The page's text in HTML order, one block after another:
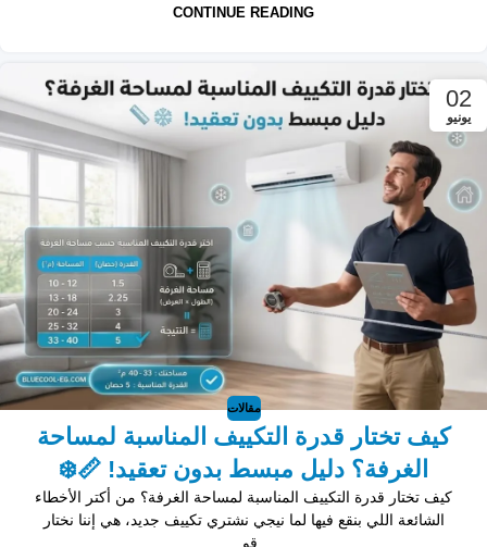
CONTINUE READING
02
يونيو
مقالات
كيف تختار قدرة التكييف المناسبة لمساحة
الغرفة؟ دليل مبسط بدون تعقيد! 📏❄️
كيف تختار قدرة التكييف المناسبة لمساحة الغرفة؟ من أكتر الأخطاء
الشائعة اللي بنقع فيها لما نيجي نشتري تكييف جديد، هي إننا نختار
قو...